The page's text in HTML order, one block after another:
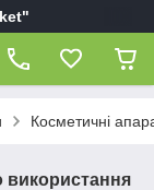
Косметичні
використання